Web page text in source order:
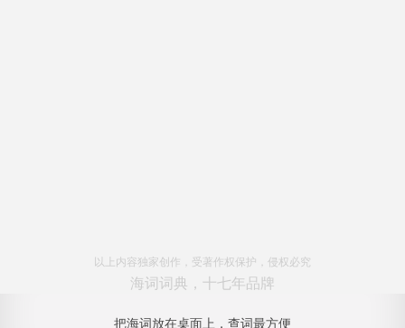
以上内容独家创作，受著作权保护，侵权必究
海词词典，十七年品牌
把海词放在桌面上，查词最方便